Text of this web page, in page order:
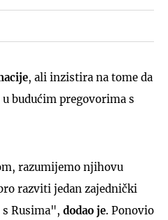
, ali inzistira na tome da
budućim pregovorima s
razumijemo njihovu
razviti jedan zajednički
s Rusima", dodao je. Ponovio